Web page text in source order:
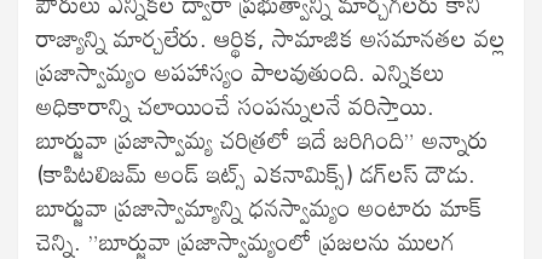
రాజ్యాన్ని మార్చలేరు. ఆర్థిక, సామాజిక అసమానతల వల్ల
ప్రజాస్వామ్యం అపహాస్యం పాలవుతుంది. ఎన్నికలు
అధికారాన్ని చలాయించే సంపన్నులనే వరిస్తాయి.
బూర్జువా ప్రజాస్వామ్య చరిత్రలో ఇదే జరిగింది” అన్నారు
(కాపిటలిజమ్‌ అండ్‌ ఇట్స్‌ ఎకనామిక్స్‌) డగ్‌లస్‌ దౌడు.
బూర్జువా ప్రజాస్వామ్యాన్ని ధనస్వామ్యం అంటారు మాక్‌
చెన్ని. ”బూర్జువా ప్రజాస్వామ్యంలో ప్రజలను ములగ